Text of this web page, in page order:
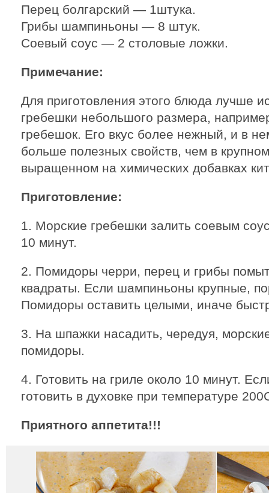
Перец болгарский — 1штука.
Грибы шампиньоны — 8 штук.
Соевый соус — 2 столовые ложки.
Примечание:
Для приготовления этого блюда лучше
гребешки небольшого размера,
гребешок. Его вкус более нежный, и в
больше полезных свойств, чем в
выращенном на химических добавках
Приготовление:
1. Морские гребешки залить соевым
10 минут.
2. Помидоры черри, перец и грибы
квадраты. Если шампиньоны крупные,
Помидоры оставить целыми, иначе
3. На шпажки насадить, чередуя,
помидоры.
4. Готовить на гриле около 10 минут.
готовить в духовке при температуре
Приятного аппетита!!!